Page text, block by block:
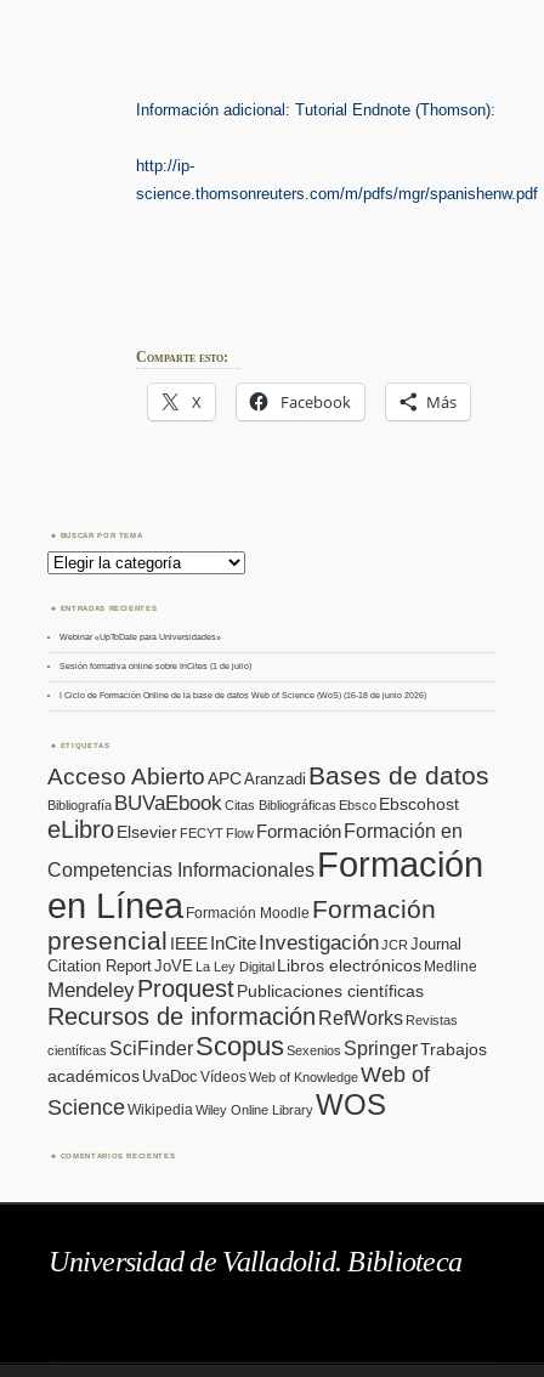
Información adicional: Tutorial Endnote (Thomson):
http://ip-
science.thomsonreuters.com/m/pdfs/mgr/spanishenw.pdf
Comparte esto:
X Facebook Más
BUSCAR POR TEMA
Buscar
por
Tema
ENTRADAS RECIENTES
Webinar «UpToDate para Universidades»
Sesión formativa online sobre InCites (1 de julio)
I Ciclo de Formación Online de la base de datos Web of Science (WoS) (16-18 de junio 2026)
ETIQUETAS
Acceso AbiertoAPCAranzadi Bases de datos
Bibliografía BUVaEbookCitas Bibliográficas Ebsco Ebscohost
eLibroElsevier FECYT Flow Formación Formación en
Competencias Informacionales Formación
en Línea Formación Moodle Formación
presencial
IEEE InCite InvestigaciónJCRJournal
Citation ReportJoVE La Ley Digital Libros electrónicos Medline
MendeleyProquestPublicaciones científicas
Recursos de información RefWorks Revistas
científicas SciFinderScopusSexenios SpringerTrabajos
académicos UvaDoc VídeosWeb of KnowledgeWeb of
ScienceWikipediaWiley Online LibraryWOS
COMENTARIOS RECIENTES
Universidad de Valladolid. Biblioteca